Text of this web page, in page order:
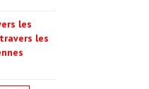
les
les